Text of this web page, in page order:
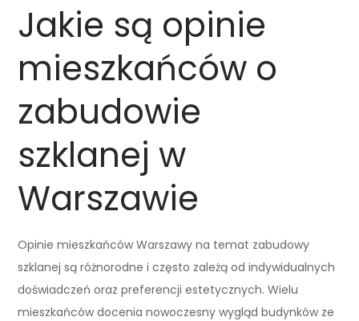
Jakie są opinie
mieszkańców o
zabudowie
szklanej w
Warszawie
Opinie mieszkańców Warszawy na temat zabudowy
szklanej są różnorodne i często zależą od indywidualnych
doświadczeń oraz preferencji estetycznych. Wielu
mieszkańców docenia nowoczesny wygląd budynków ze